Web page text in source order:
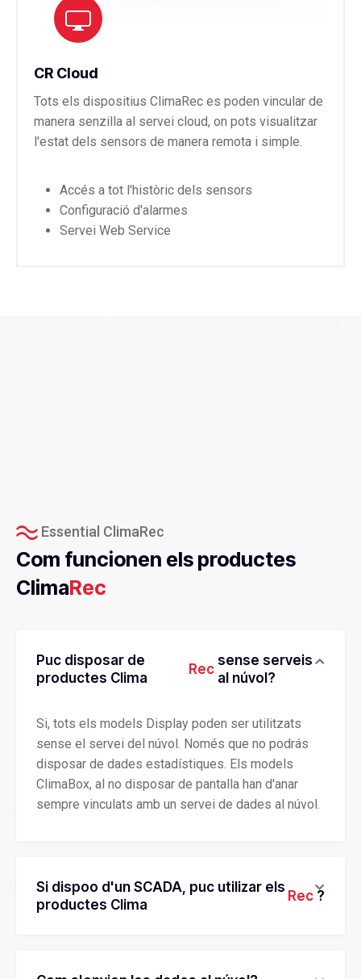
CR Cloud
Tots els dispositius ClimaRec es poden vincular de
manera senzilla al servei cloud, on pots visualitzar
l'estat dels sensors de manera remota i simple.
Accés a tot l'històric dels sensors
Configuració d'alarmes
Servei Web Service
Essential ClimaRec
Com funcionen els productes
ClimaRec
Puc disposar de
productes Clima
Rec
sense serveis
al núvol?
Si, tots els models Display poden ser utilitzats
sense el servei del núvol. Només que no podrás
disposar de dades estadístiques. Els models
ClimaBox, al no disposar de pantalla han d'anar
sempre vinculats amb un servei de dades al núvol.
Si dispoo d'un SCADA, puc utilizar els
productes Clima
Rec ?